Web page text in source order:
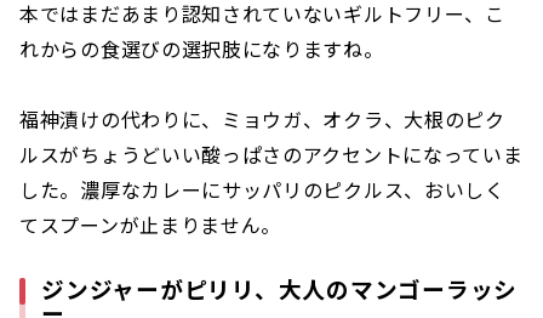
本ではまだあまり認知されていないギルトフリー、こ
れからの食選びの選択肢になりますね。
福神漬けの代わりに、ミョウガ、オクラ、大根のピク
ルスがちょうどいい酸っぱさのアクセントになっていま
した。濃厚なカレーにサッパリのピクルス、おいしく
てスプーンが止まりません。
ジンジャーがピリリ、大人のマンゴーラッシ